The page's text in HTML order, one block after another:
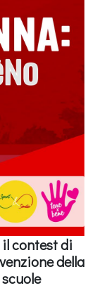
contest di
della